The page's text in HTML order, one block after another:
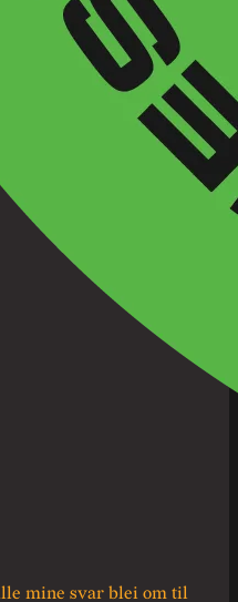
mine svar blei om til